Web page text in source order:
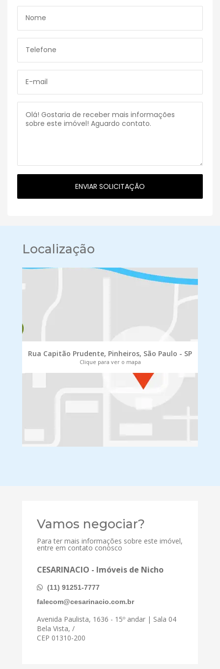
Localização
Rua Capitão Prudente, Pinheiros, São Paulo - SP
Clique para ver o mapa
Vamos negociar?
Para ter mais informações sobre este imóvel,
entre em contato conosco
CESARINACIO - Imóveis de Nicho
(11) 91251-7777
falecom@cesarinacio.com.br
Avenida Paulista, 1636 - 15º andar | Sala 04
Bela Vista, /
CEP 01310-200